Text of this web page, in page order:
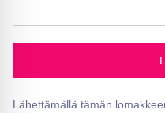
Lähettämällä tämän